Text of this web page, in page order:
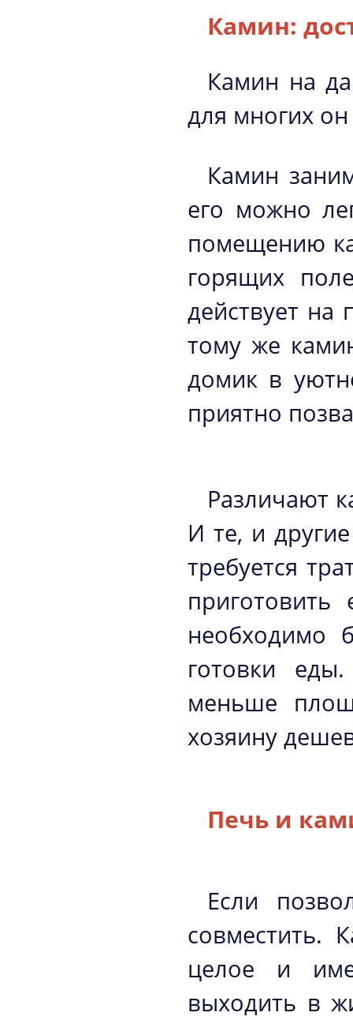
Камин:
Камин на
для многих
Камин
его можно
помещению
горящих
действует на
тому же
домик в
приятно
Различают
И те, и
требуется
необходимо
готовки
меньше
хозяину
Печь и
Если
совместить.
целое и
выходить в